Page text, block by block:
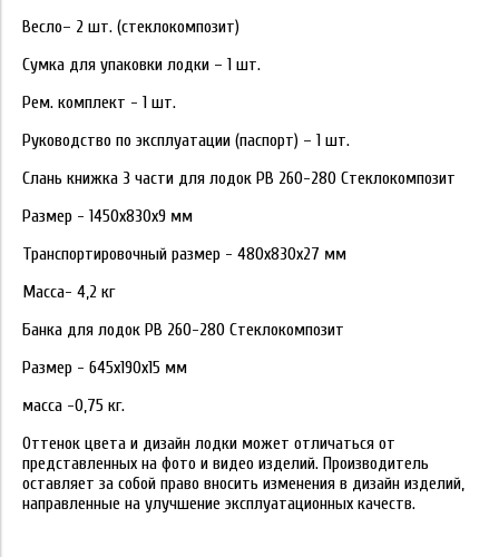
Весло– 2 шт. (стеклокомпозит)
Сумка для упаковки лодки – 1 шт.
Рем. комплект - 1 шт.
Руководство по эксплуатации (паспорт) – 1 шт.
Слань книжка 3 части для лодок РВ 260-280 Стеклокомпозит
Размер - 1450х830х9 мм
Транспортировочный размер - 480х830х27 мм
Масса- 4,2 кг
Банка для лодок РВ 260-280 Стеклокомпозит
Размер - 645х190х15 мм
масса -0,75 кг.
Оттенок цвета и дизайн лодки может отличаться от
представленных на фото и видео изделий. Производитель
оставляет за собой право вносить изменения в дизайн изделий,
направленные на улучшение эксплуатационных качеств.